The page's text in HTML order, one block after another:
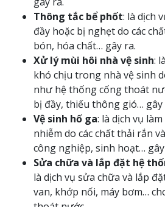
Thông tắc bể phốt: là dịch
đầy hoặc bị nghẹt do các
bón, hóa chất… gây ra.
Xử lý mùi hôi nhà vệ sinh:
khó chịu trong nhà vệ sinh
như hệ thống cống thoát
bị đầy, thiếu thông gió… gây
Vệ sinh hố ga: là dịch vụ
nhiễm do các chất thải rắn
công nghiệp, sinh hoạt…
Sửa chữa và lắp đặt hệ
là dịch vụ sửa chữa và lắp
van, khớp nối, máy bơm…